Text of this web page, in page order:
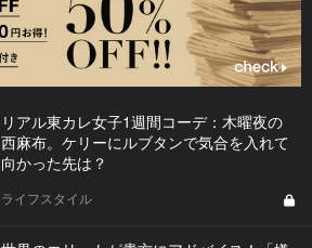
リアル東カレ女子1週間コーデ：木曜夜の
西麻布。ケリーにルブタンで気合を入れて
向かった先は？
ライフスタイル